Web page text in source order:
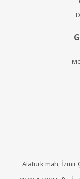
Atatürk mah, İzmir